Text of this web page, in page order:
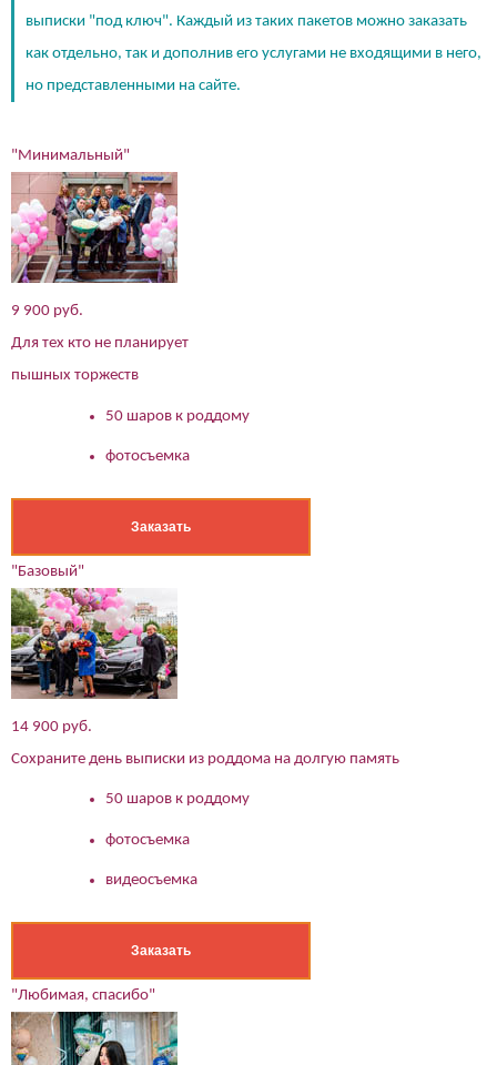
выписки "под ключ". Каждый из таких пакетов можно заказать
как отдельно, так и дополнив его услугами не входящими в него,
но представленными на сайте.
"Минимальный"
9 900 руб.
Для тех кто не планирует
пышных торжеств
50 шаров к роддому
фотосъемка
Заказать
"Базовый"
14 900 руб.
Сохраните день выписки из роддома на долгую память
50 шаров к роддому
фотосъемка
видеосъемка
Заказать
"Любимая, спасибо"